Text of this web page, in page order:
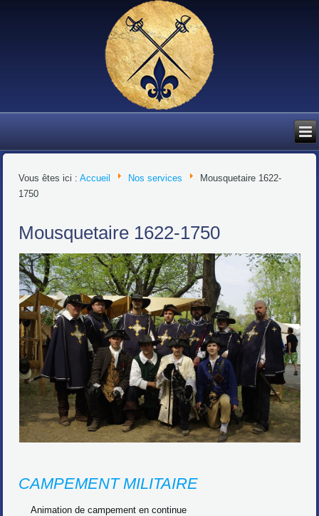
Vous êtes ici :Accueil Nos services
Mousquetaire 1622-
1750
Mousquetaire 1622-1750
CAMPEMENT MILITAIRE
Animation de campement en continue